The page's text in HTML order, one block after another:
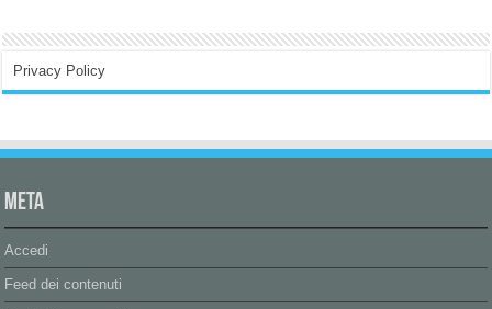
Privacy Policy
Meta
Accedi
Feed dei contenuti